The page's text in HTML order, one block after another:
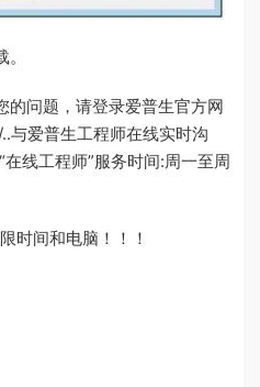
的问题，请登录爱普生官方网
与爱普生工程师在线实时沟
线工程师”服务时间:周一至周
时间和电脑！！！